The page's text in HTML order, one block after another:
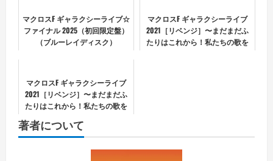
マクロスF ギャラクシーライブ☆
ファイナル 2025（初回限定盤）
（ブルーレイディスク）
マクロスF ギャラクシーライブ
2021［リベンジ］〜まだまだふ
たりはこれから！私たちの歌を
マクロスF ギャラクシーライブ
2021［リベンジ］〜まだまだふ
たりはこれから！私たちの歌を
レイディスク）
著者について